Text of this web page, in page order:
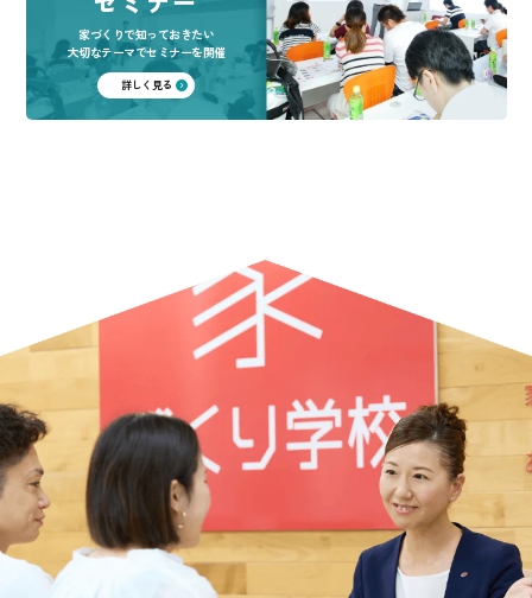
家づくりで知っておきたい
大切なテーマでセミナーを開催
詳しく見る